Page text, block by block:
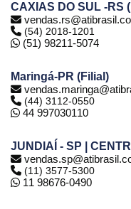
CAXIAS DO SUL -RS
(54) 2018-1201
(51) 98211-5074
Maringá-PR (Filial)
(44) 3112-0550
44 997030110
JUNDIAÍ - SP |
(11) 3577-5300
11 98676-0490